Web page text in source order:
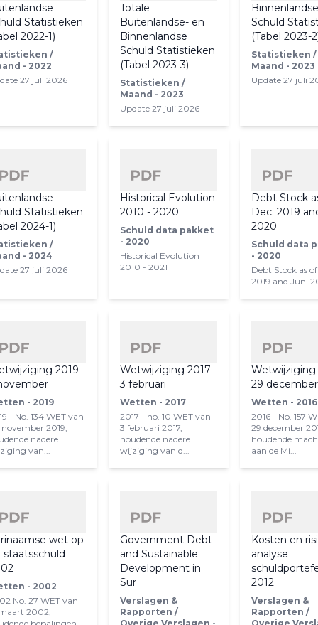
Statistieken
2022-1)
/
- 2022
27 juli 2026
Totale
Buitenlandse- en
Binnenlandse
Schuld Statistieken
(Tabel 2023-3)
Statistieken /
Maand - 2023
Update 27 juli 2026
Schuld
(Tabel 2023-
Statistieken /
Maand - 2023
Update 27 juli
Statistieken
2024-1)
/
- 2024
27 juli 2026
Historical Evolution
2010 - 2020
Schuld data pakket
- 2020
Historical Evolution
2010 - 2021
Debt Stock
Dec. 2019
2020
Schuld data
- 2020
Debt Stock as
2019 and Jun.
2019 -
- 2019
- No. 134 WET van
2019,
nadere
van...
Wetwijziging 2017 -
3 februari
Wetten - 2017
2017 - no. 10 WET van
3 februari 2017,
houdende nadere
wijziging van d...
Wetwijziging
29 december
Wetten - 2016
2016 - No. 157
29 december
houdende
aan de Mi...
wet op
staatsschuld
- 2002
No. 27 WET van
2002,
Government Debt
and Sustainable
Development in
Sur
Verslagen &
Rapporten /
Kosten en
analyse
2012
Verslagen &
Rapporten /